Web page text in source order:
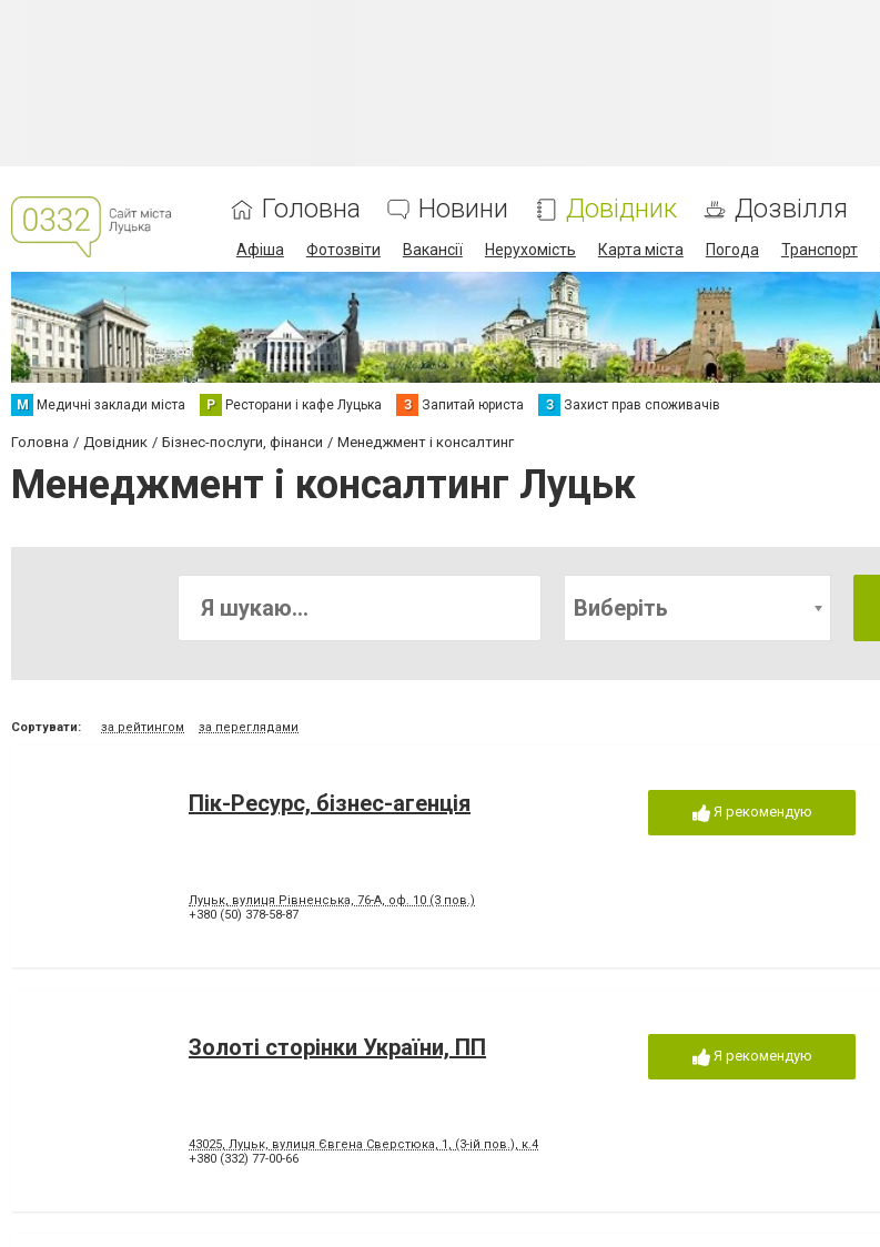
Головна Новини Довідник Дозвілля
Афіша Фотозвіти Вакансії Нерухомість Карта міста Погода Транспорт
М Медичні заклади міста Р Ресторани і кафе Луцька З Запитай юриста З Захист прав споживачів
Головна Довідник Бізнес-послуги, фінанси Менеджмент і консалтинг
Менеджмент і консалтинг Луцьк
Виберіть
Сортувати: за рейтингом за переглядами
Пік-Ресурс, бізнес-агенція
Луцьк, вулиця Рівненська, 76-А, оф. 10 (3 пов.)
+380 (50) 378-58-87
Я рекомендую
Золоті сторінки України, ПП
43025, Луцьк, вулиця Євгена Сверстюка, 1, (3-ій пов.), к.4
+380 (332) 77-00-66
Я рекомендую